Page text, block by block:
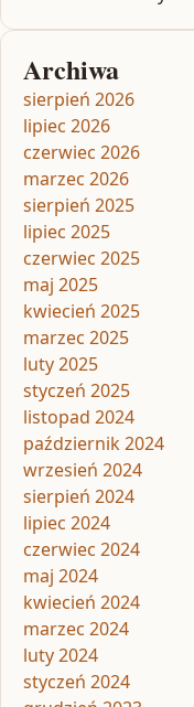
Archiwa
sierpień 2026
lipiec 2026
czerwiec 2026
marzec 2026
sierpień 2025
lipiec 2025
czerwiec 2025
maj 2025
kwiecień 2025
marzec 2025
luty 2025
styczeń 2025
listopad 2024
październik 2024
wrzesień 2024
sierpień 2024
lipiec 2024
czerwiec 2024
maj 2024
kwiecień 2024
marzec 2024
luty 2024
styczeń 2024